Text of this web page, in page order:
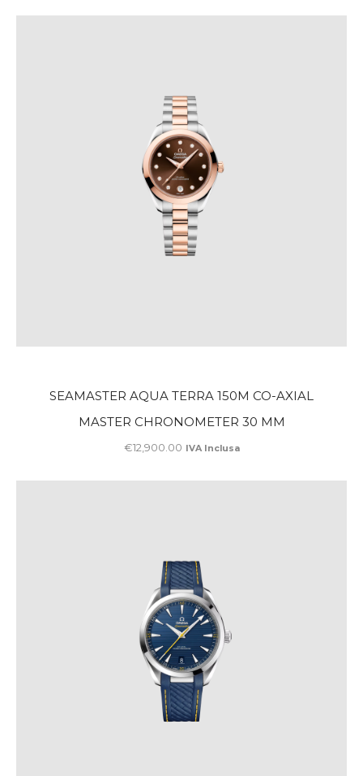
SEAMASTER AQUA TERRA 150M CO-AXIAL
MASTER CHRONOMETER 30 MM
€12,900.00 IVA Inclusa